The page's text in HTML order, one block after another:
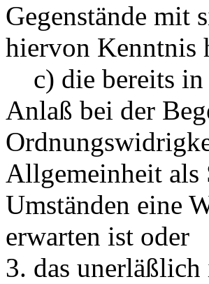
Gegenstände mit
hiervon Kenntnis
c) die bereits in
Anlaß bei der
Allgemeinheit als
Umständen eine
erwarten ist oder
3. das